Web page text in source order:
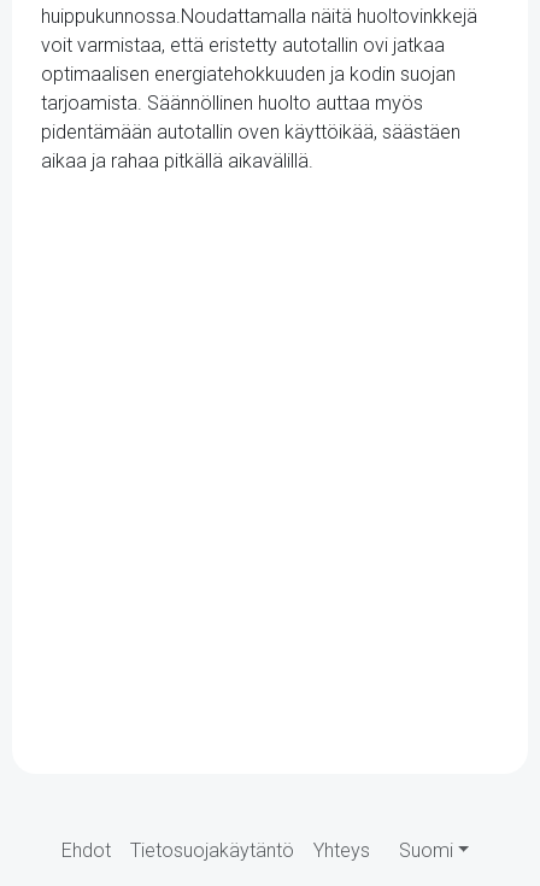
huippukunnossa.Noudattamalla näitä huoltovinkkejä
voit varmistaa, että eristetty autotallin ovi jatkaa
optimaalisen energiatehokkuuden ja kodin suojan
tarjoamista. Säännöllinen huolto auttaa myös
pidentämään autotallin oven käyttöikää, säästäen
aikaa ja rahaa pitkällä aikavälillä.
Ehdot Tietosuojakäytäntö Yhteys Suomi